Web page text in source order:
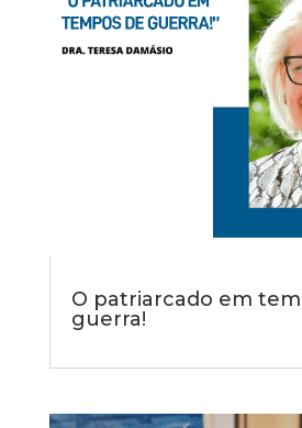
O patriarcado em
guerra!